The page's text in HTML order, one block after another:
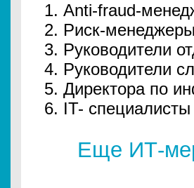
Anti-fraud-
Риск-менеджеры
Руководители
Руководители
Директора по
IT- специалисты
Еще ИТ-